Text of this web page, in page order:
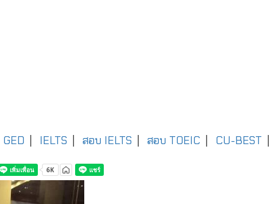
GED IELTS สอบ IELTS สอบ TOEIC CU-BEST